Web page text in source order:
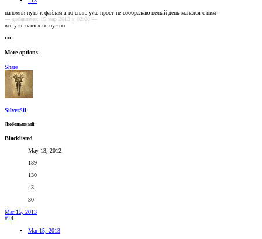
напомни путь к файлам а то сплю уже прост не соображаю целый день манался с ним
--- добавлено: 15 мар 2013 в 02:08 ---
всё уже нашел не нужно
•••
More options
Share
SilverSil
Любопытный
Blacklisted
May 13, 2012
189
130
43
30
Mar 15, 2013
#14
Mar 15, 2013